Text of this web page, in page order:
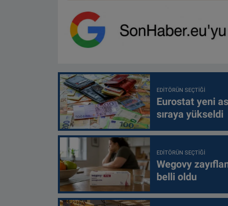
EDITÖRÜN SEÇTIĞI
Eurostat yeni
sıraya yükseldi
EDITÖRÜN SEÇTIĞI
Wegovy
belli oldu